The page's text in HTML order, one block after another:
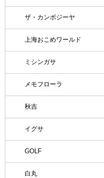
ザ・カンボジーヤ
上海おこめワールド
ミシンガサ
メモフローラ
秋吉
イグサ
GOLF
白丸